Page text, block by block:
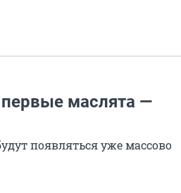
маслята —
появляться уже массово